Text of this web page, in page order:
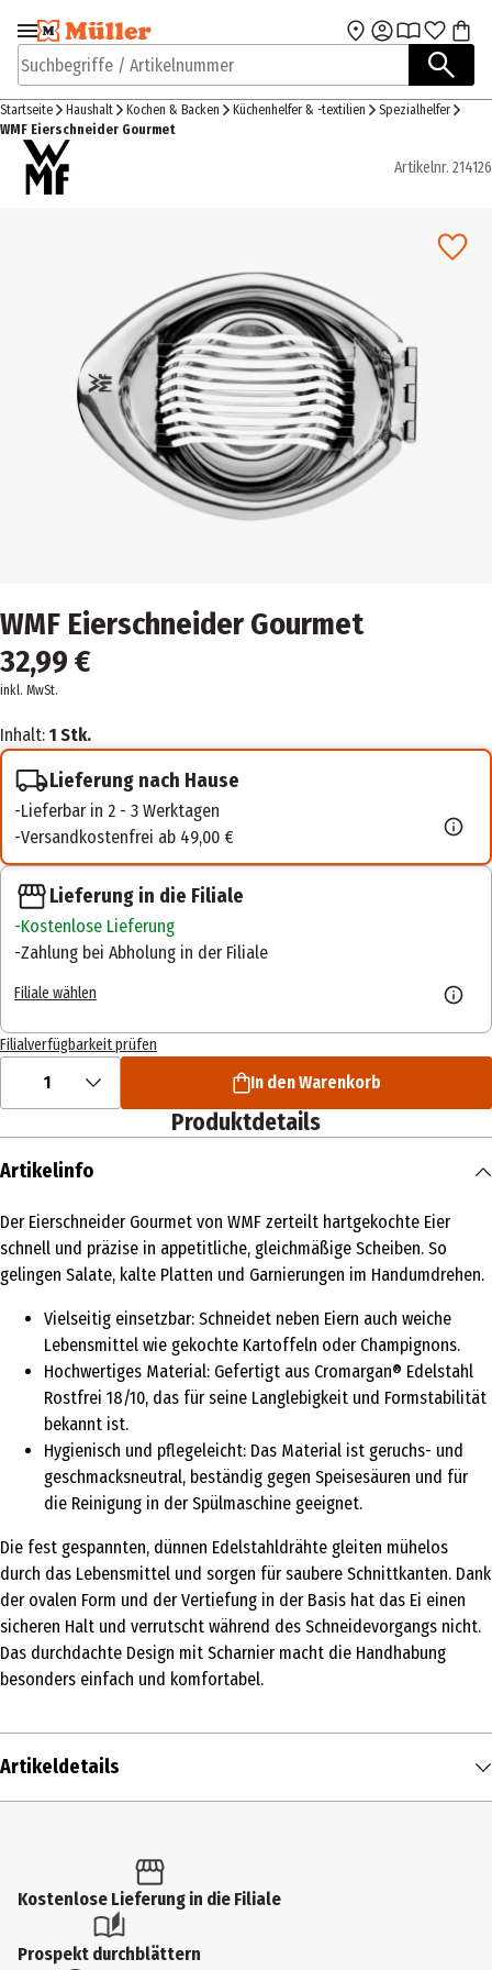
Zur Navigation
springen
Zum Hauptinhalt
Suchbegriffe / Artikelnummer
Startseite Haushalt Kochen & Backen Küchenhelfer & -textilien
Spezialhelfer
WMF Eierschneider Gourmet
Artikelnr. 214126
WMF Eierschneider Gourmet
32,99 €
inkl. MwSt.
Inhalt: 1 Stk.
Lieferung nach Hause
Lieferbar in 2 - 3 Werktagen
Versandkostenfrei ab 49,00 €
Lieferung in die Filiale
Kostenlose Lieferung
Zahlung bei Abholung in der Filiale
Filiale wählen
Filialverfügbarkeit prüfen
1 In den Warenkorb
Produktdetails
Artikelinfo
Der Eierschneider Gourmet von WMF zerteilt hartgekochte Eier
schnell und präzise in appetitliche, gleichmäßige Scheiben. So
gelingen Salate, kalte Platten und Garnierungen im Handumdrehen.
Vielseitig einsetzbar: Schneidet neben Eiern auch weiche
Lebensmittel wie gekochte Kartoffeln oder Champignons.
Hochwertiges Material: Gefertigt aus Cromargan® Edelstahl
Rostfrei 18/10, das für seine Langlebigkeit und Formstabilität
bekannt ist.
Hygienisch und pflegeleicht: Das Material ist geruchs- und
geschmacksneutral, beständig gegen Speisesäuren und für
die Reinigung in der Spülmaschine geeignet.
Die fest gespannten, dünnen Edelstahldrähte gleiten mühelos
durch das Lebensmittel und sorgen für saubere Schnittkanten. Dank
der ovalen Form und der Vertiefung in der Basis hat das Ei einen
sicheren Halt und verrutscht während des Schneidevorgangs nicht.
Das durchdachte Design mit Scharnier macht die Handhabung
besonders einfach und komfortabel.
Artikeldetails
Produkttyp
Spezialhelfer (Sammelkategorie)
Kostenlose Lieferung in die Filiale
Prospekt durchblättern